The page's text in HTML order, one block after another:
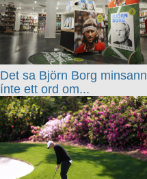
Det sa Björn Borg minsann
ínte ett ord om...